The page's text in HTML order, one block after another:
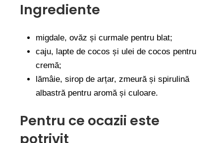
Ingrediente
migdale, ovăz și curmale pentru blat;
caju, lapte de cocos și ulei de cocos pentru
cremă;
lămâie, sirop de arțar, zmeură și spirulină
albastră pentru aromă și culoare.
Pentru ce ocazii este
potrivit